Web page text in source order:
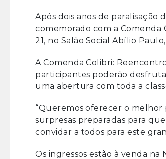
Após dois anos de paralisação
comemorado com a Comenda
21, no Salão Social Abílio
A Comenda Colibri:
participantes poderão
uma abertura com toda a
“Queremos oferecer o melhor
surpresas preparadas para
convidar a todos para este
Os ingressos estão à venda na